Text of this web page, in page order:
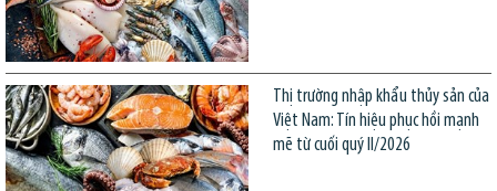
Thị trường nhập khẩu thủy sản của
Việt Nam: Tín hiệu phục hồi mạnh
mẽ từ cuối quý II/2026